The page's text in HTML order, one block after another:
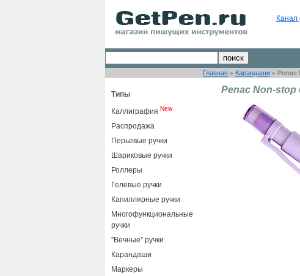
Канал
Главная » Карандаши »
Типы
Каллиграфия New
Распродажа
Перьевые ручки
Шариковые ручки
Роллеры
Гелевые ручки
Капиллярные ручки
Многофункциональные
ручки
"Вечные" ручки
Карандаши
Маркеры
Penac Non-